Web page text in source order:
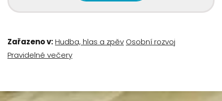
Zařazeno v:Hudba, hlas a zpěv Osobní rozvoj
Pravidelné večery